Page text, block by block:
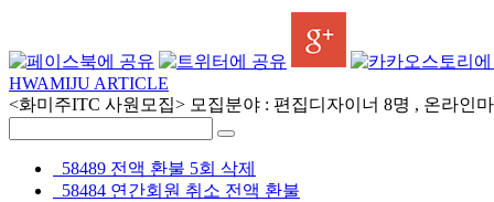
HWAMIJU ARTICLE
<화미주ITC 사원모집> 모집분야 : 편집디자이너 8명 , 온라인
58489 전액 환불 5회 삭제
58484 연간회원 취소 전액 환불